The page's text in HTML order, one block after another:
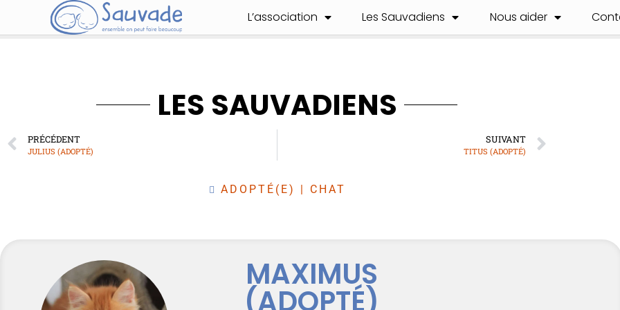
L’association Les Sauvadiens Nous aider
LES SAUVADIENS
PRÉCÉDENT
JULIUS (ADOPTÉ)
SUIVANT
TITUS (ADOPTÉ)
ADOPTÉ(E) | CHAT
MAXIMUS
(ADOPTÉ)